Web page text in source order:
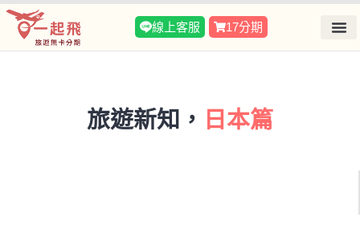
線上客服 17分期
旅遊新知， 日本篇